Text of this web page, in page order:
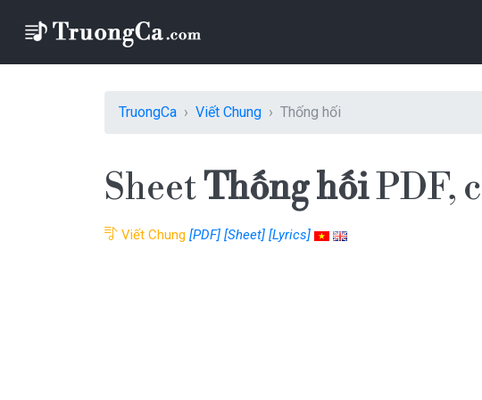
TruongCa Viết Chung Thống hối
SheetThống hốiPDF,
Viết Chung [PDF] [Sheet] [Lyrics]